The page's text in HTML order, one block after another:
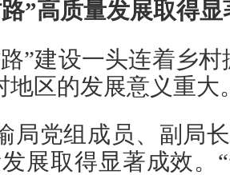
”高质量发展取得显
”建设一头连着乡
地区的发展意义重大
局党组成员、副局
展取得显著成效。